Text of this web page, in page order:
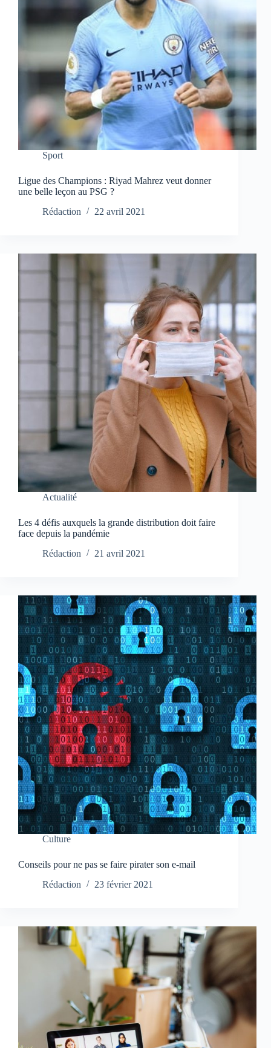
Sport
Ligue des Champions : Riyad Mahrez veut donner
une belle leçon au PSG ?
Rédaction
22 avril 2021
Actualité
Les 4 défis auxquels la grande distribution doit faire
face depuis la pandémie
Rédaction
21 avril 2021
Culture
Conseils pour ne pas se faire pirater son e-mail
Rédaction
23 février 2021